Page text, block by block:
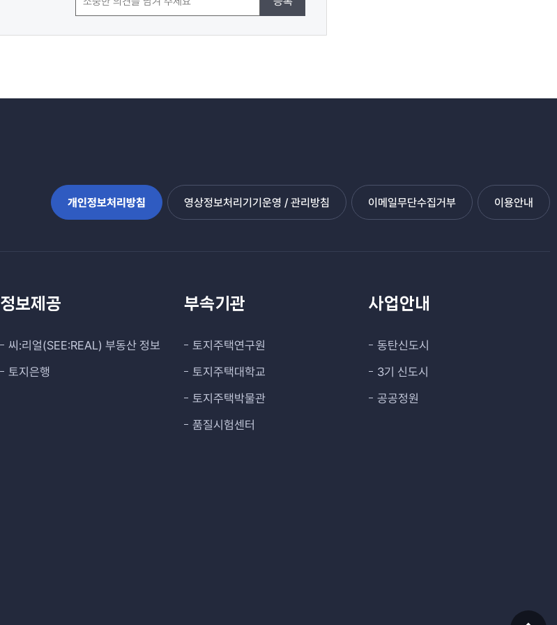
개인정보처리방침 영상정보처리기기운영 / 관리방침 이메일무단수집거부 이용안내
정보제공
씨:리얼(SEE:REAL) 부동산 정보
토지은행
부속기관
토지주택연구원
토지주택대학교
토지주택박물관
품질시험센터
사업안내
동탄신도시
3기 신도시
공공정원